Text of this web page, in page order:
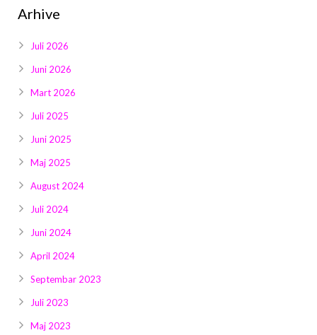
Arhive
Juli 2026
Juni 2026
Mart 2026
Juli 2025
Juni 2025
Maj 2025
August 2024
Juli 2024
Juni 2024
April 2024
Septembar 2023
Juli 2023
Maj 2023